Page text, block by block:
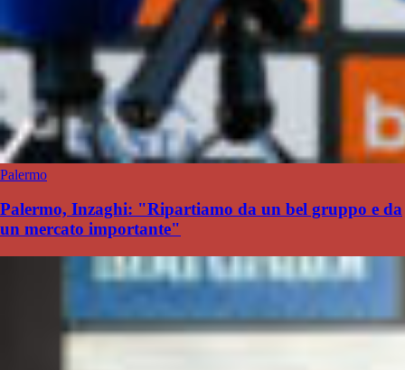
Palermo
Palermo, Inzaghi: "Ripartiamo da un bel gruppo e da
un mercato importante"